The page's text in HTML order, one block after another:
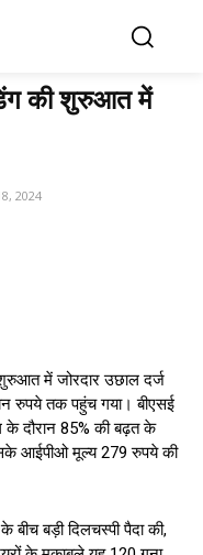
की शुरुआत में
2024
में जोरदार उछाल दर्ज
रुपये तक पहुंच गया। बीएसई
दौरान 85% की बढ़त के
आईपीओ मूल्य 279 रुपये की
बड़ी दिलचस्पी पैदा की,